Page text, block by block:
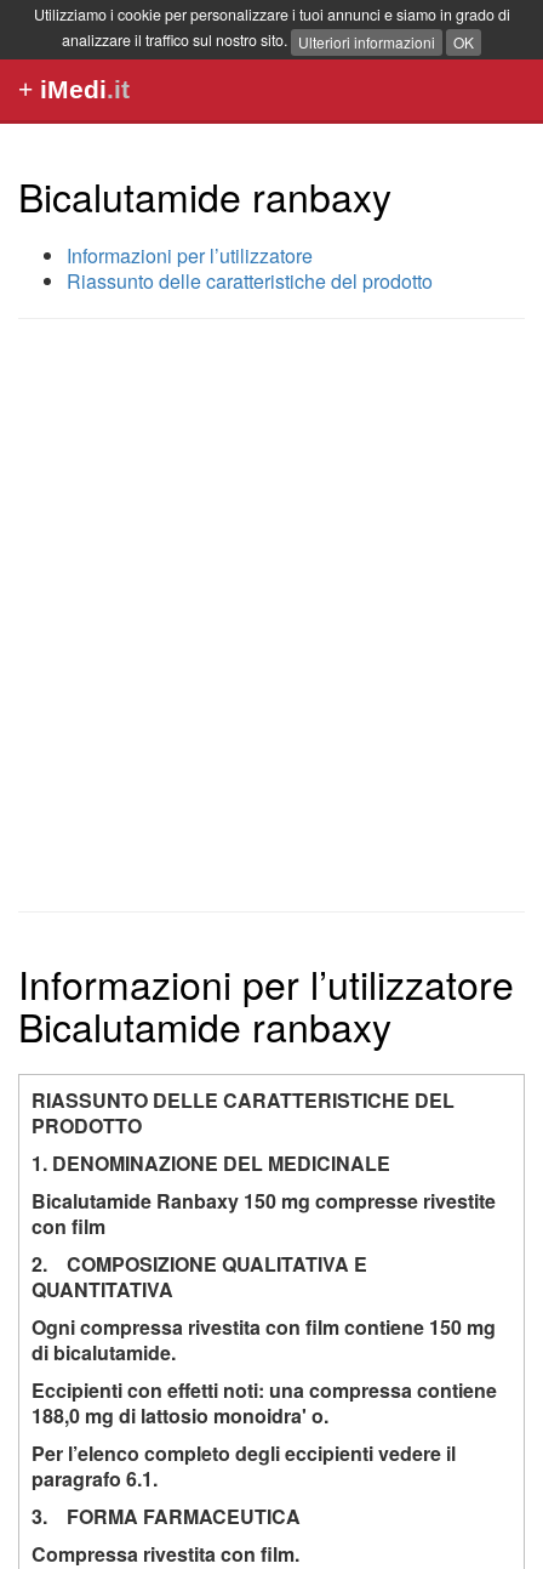
Utilizziamo i cookie per personalizzare i tuoi annunci e siamo in grado di
analizzare il traffico sul nostro sito. Ulteriori informazioni OK
+ iMedi.it
Bicalutamide ranbaxy
Informazioni per l’utilizzatore
Riassunto delle caratteristiche del prodotto
Informazioni per l’utilizzatore
Bicalutamide ranbaxy
RIASSUNTO DELLE CARATTERISTICHE DEL
PRODOTTO
1. DENOMINAZIONE DEL MEDICINALE
Bicalutamide Ranbaxy 150 mg compresse rivestite
con film
2. COMPOSIZIONE QUALITATIVA E
QUANTITATIVA
Ogni compressa rivestita con film contiene 150 mg
di bicalutamide.
Eccipienti con effetti noti: una compressa contiene
188,0 mg di lattosio monoidra' o.
Per l’elenco completo degli eccipienti vedere il
paragrafo 6.1.
3. FORMA FARMACEUTICA
Compressa rivestita con film.